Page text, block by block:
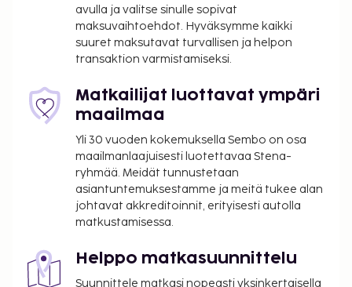
oleva vastaanotto. Tämä hotelli tarjoaa
asiakkailleen 25 neliömetriä kokoustiloja, joihin
kuuluu konferenssitila ja 3 kokoushuonetta.
langaton internetyhteys, televisio yleisissä tiloissa ja
juhlasali. Ibis Paris Gare de l'Est TGV tarjoaa
nauttia raikasta juotavaa. Lisämaksullinen
buffetaamiainen tarjoillaan arkipäivisin klo 6.30–
10.00 ja viikonloppuisin klo 6.30–11.00. Tämän
majoituspaikan virallisen tähtiluokituksen on
myöntänyt Ranskan turismin kehitysjärjestö ATOUT.
Majoituspaikka veloittaa seuraavat paikan päällä
suoritettavat maksut. Maksuihin saattaa sisältyä
avulla ja valitse sinulle sopivat
maksuvaihtoehdot. Hyväksymme kaikki
suuret maksutavat turvallisen ja helpon
transaktion varmistamiseksi.
Matkailijat luottavat ympäri
maailmaa
Yli 30 vuoden kokemuksella Sembo on osa
maailmanlaajuisesti luotettavaa Stena-
ryhmää. Meidät tunnustetaan
asiantuntemuksestamme ja meitä tukee alan
johtavat akkreditoinnit, erityisesti autolla
matkustamisessa.
Helppo matkasuunnittelu
Suunnittele matkasi nopeasti yksinkertaisella